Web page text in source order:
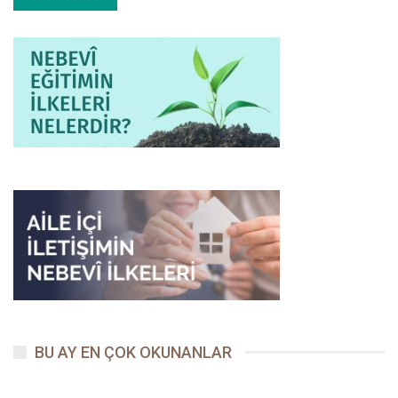
diyerek ifade ediyordu.
Kâinatın Efendisi’nin vefatından iki sene önce Müslüman
olan Abîdetü’s-Selmânî, yanında O Sevgili’ye ait bir tel saçın
bulunmasını dünyanın bütün servetlerinden daha değerli
görüyordu.
Sâbit el-Bünânî, hocası Enes b. Malik’in elleri Efendimiz’e
Allah’ın Habîb’ine ait bir hadisi kaynağından öğrenebilmek
için diyar diyar yolculuk yapan Peygamber âşıkları vardı. Evet,
Cabir b. Abdullah, kısas mevzuunda bir hadisi sormak için, bir ay
yolculuk yaparak Medine’den Şam’a gidiyordu. Ebu Eyyûb el-
Ensârî işittiği bir tek hadisin doğruluğunu öğrenmek için
öğrenmek için, parası olmadığından, kervancıların yanında deve
BU AY EN ÇOK OKUNANLAR